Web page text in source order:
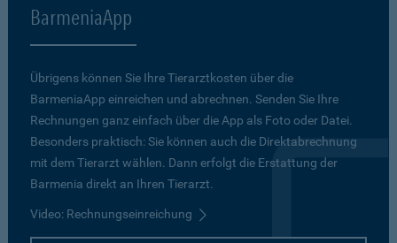
BarmeniaApp
Übrigens können Sie Ihre Tierarztkosten über die
BarmeniaApp einreichen und abrechnen. Senden Sie Ihre
Rechnungen ganz einfach über die App als Foto oder Datei.
Besonders praktisch: Sie können auch die Direktabrechnung
mit dem Tierarzt wählen. Dann erfolgt die Erstattung der
Barmenia direkt an Ihren Tierarzt.
Video: Rechnungseinreichung